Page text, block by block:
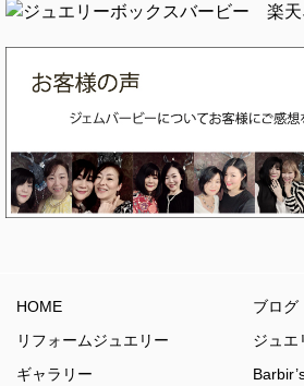
HOME
ブログ
リフォームジュエリー
ジュエ
ギャラリー